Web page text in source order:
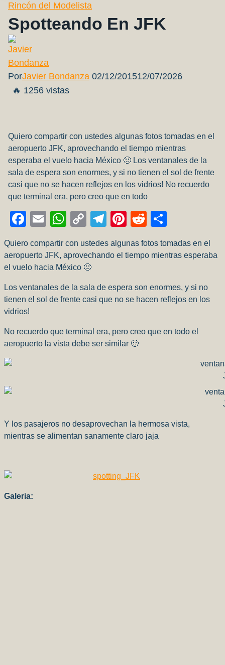
Rincón del Modelista
Spotteando En JFK
PorJavier Bondanza 02/12/201512/07/2026
🔥 1256 vistas
Quiero compartir con ustedes algunas fotos tomadas en el
aeropuerto JFK, aprovechando el tiempo mientras
esperaba el vuelo hacia México 🙂 Los ventanales de la
sala de espera son enormes, y si no tienen el sol de frente
casi que no se hacen reflejos en los vidrios! No recuerdo
que terminal era, pero creo que en todo
Facebook
EmailWhatsApp
CopyTelegram
Pinterest
Reddit
Quiero compartir con ustedes algunas fotos tomadas en el
aeropuerto JFK, aprovechando el tiempo mientras esperaba
el vuelo hacia México 🙂
Los ventanales de la sala de espera son enormes, y si no
tienen el sol de frente casi que no se hacen reflejos en los
vidrios!
No recuerdo que terminal era, pero creo que en todo el
aeropuerto la vista debe ser similar 🙂
Y los pasajeros no desaprovechan la hermosa vista,
mientras se alimentan sanamente claro jaja
Galeria: